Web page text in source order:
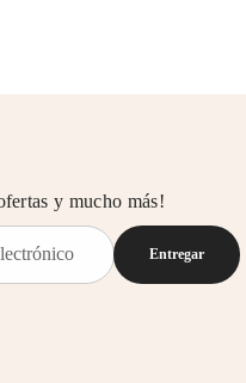
y mucho más!
Entregar